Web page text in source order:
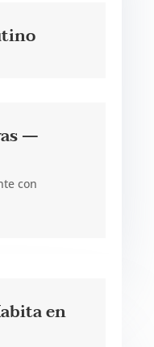
—
con
en